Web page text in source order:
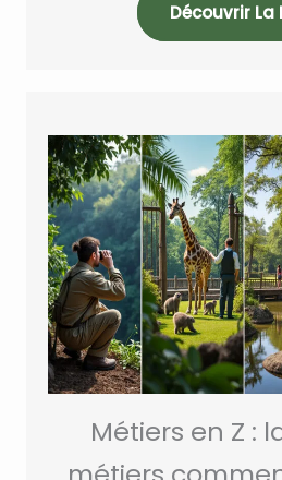
Découvrir La
Métiers en Z :